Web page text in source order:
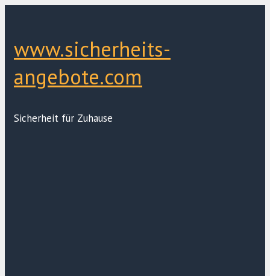
www.sicherheits-
angebote.com
Sicherheit für Zuhause